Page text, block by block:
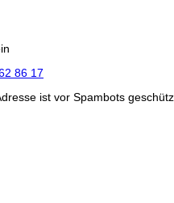
86 17
ist vor Spambots